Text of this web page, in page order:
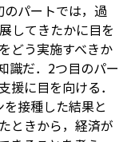
パートでは，過
してきたかに目を
どう実施すべきか
識だ．2つ目のパー
援に目を向ける．
接種した結果と
ときから，経済が